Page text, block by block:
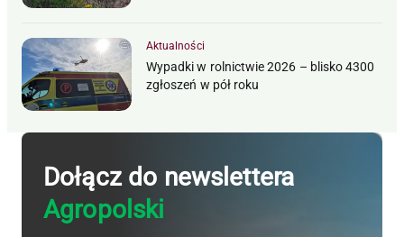
Aktualności
Wypadki w rolnictwie 2026 – blisko 4300
zgłoszeń w pół roku
Dołącz do newslettera
Agropolski